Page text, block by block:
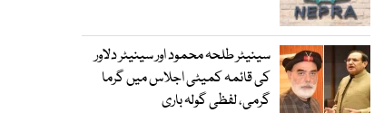
سینیٹر طلحہ محمود اور سینیٹر دلاور
کی قائمہ کمیٹی اجلاس میں گرما
گرمی، لفظی گولہ باری